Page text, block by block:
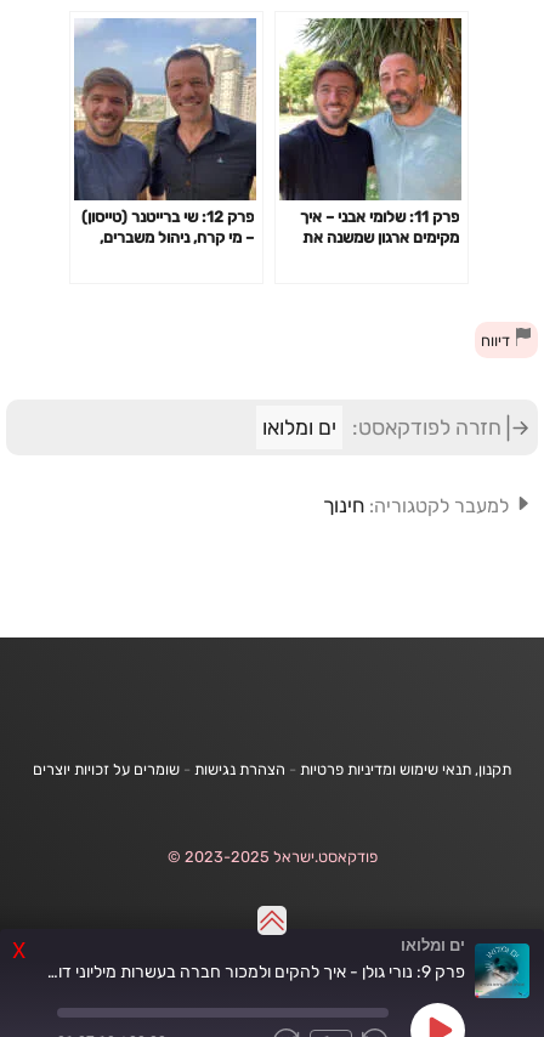
X ים ומלואו
פרק 9: נורי גולן - איך להקים ולמכור חברה בעשרות מיליוני דולרים לפני גיל 30
פרק 11: שלומי אבני – איך
מקימים ארגון שמשנה את
פרק 12: שי ברייטנר (טייסון)
– מי קרח, ניהול משברים,
דיווח
חזרה לפודקאסט: ים ומלואו
למעבר לקטגוריה: חינוך
תקנון, תנאי שימוש ומדיניות פרטיות - הצהרת נגישות - שומרים על זכויות יוצרים
פודקאסט.ישראל 2023-2025 ©